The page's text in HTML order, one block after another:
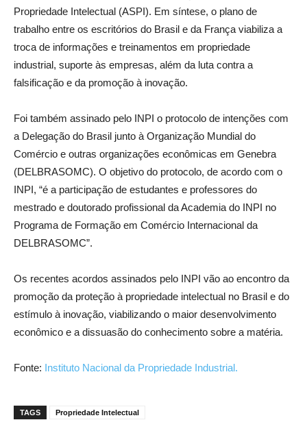
Propriedade Intelectual (ASPI). Em síntese, o plano de
trabalho entre os escritórios do Brasil e da França viabiliza a
troca de informações e treinamentos em propriedade
industrial, suporte às empresas, além da luta contra a
falsificação e da promoção à inovação.
Foi também assinado pelo INPI o protocolo de intenções com
a Delegação do Brasil junto à Organização Mundial do
Comércio e outras organizações econômicas em Genebra
(DELBRASOMC). O objetivo do protocolo, de acordo com o
INPI, “é a participação de estudantes e professores do
mestrado e doutorado profissional da Academia do INPI no
Programa de Formação em Comércio Internacional da
DELBRASOMC”.
Os recentes acordos assinados pelo INPI vão ao encontro da
promoção da proteção à propriedade intelectual no Brasil e do
estímulo à inovação, viabilizando o maior desenvolvimento
econômico e a dissuasão do conhecimento sobre a matéria.
Fonte: Instituto Nacional da Propriedade Industrial.
TAGS Propriedade Intelectual